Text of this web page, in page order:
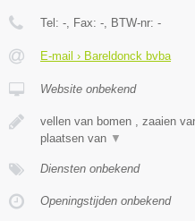
Tel: - , Fax: - , BTW-nr: -
E-mail › Bareldonck bvba
Website onbekend
vellen van bomen , zaaien
plaatsen van ▼
Diensten onbekend
Openingstijden onbekend